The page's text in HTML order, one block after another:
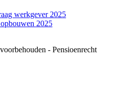
werkgever 2025
2025
- Pensioenrecht